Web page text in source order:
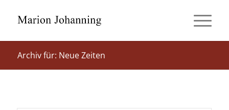
Archiv für: Neue Zeiten